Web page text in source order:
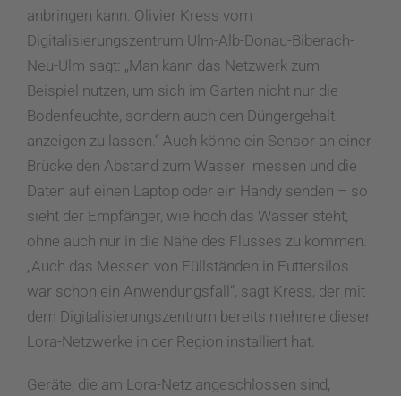
anbringen kann. Olivier Kress vom
Digitalisierungszentrum Ulm-Alb-Donau-Biberach-
Neu-Ulm sagt: „Man kann das Netzwerk zum
Beispiel nutzen, um sich im Garten nicht nur die
Bodenfeuchte, sondern auch den Düngergehalt
anzeigen zu lassen.“ Auch könne ein Sensor an einer
Brücke den Abstand zum Wasser messen und die
Daten auf einen Laptop oder ein Handy senden – so
sieht der Empfänger, wie hoch das Wasser steht,
ohne auch nur in die Nähe des Flusses zu kommen.
„Auch das Messen von Füllständen in Futtersilos
war schon ein Anwendungsfall“, sagt Kress, der mit
dem Digitalisierungszentrum bereits mehrere dieser
Lora-Netzwerke in der Region installiert hat.
Geräte, die am Lora-Netz angeschlossen sind,